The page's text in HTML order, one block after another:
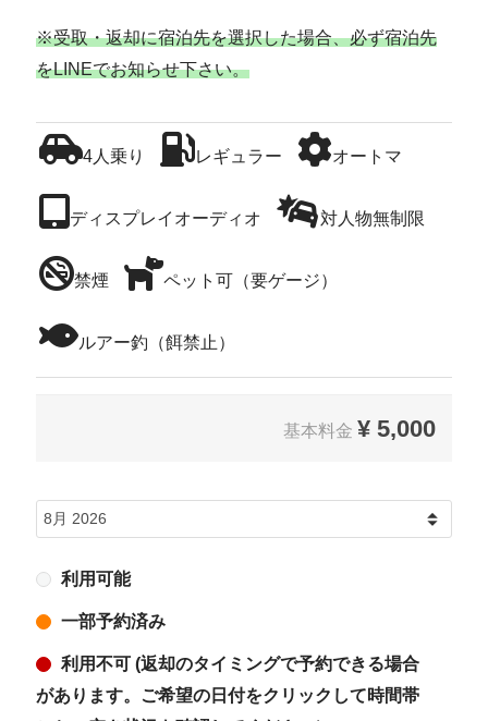
※受取・返却に宿泊先を選択した場合、必ず宿泊先
をLINEでお知らせ下さい。
4人乗り レギュラー オートマ
ディスプレイオーディオ 対人物無制限
禁煙 ペット可（要ゲージ）
ルアー釣（餌禁止）
基本料金 ¥ 5,000
利用可能
一部予約済み
利用不可 (返却のタイミングで予約できる場合
があります。ご希望の日付をクリックして時間帯